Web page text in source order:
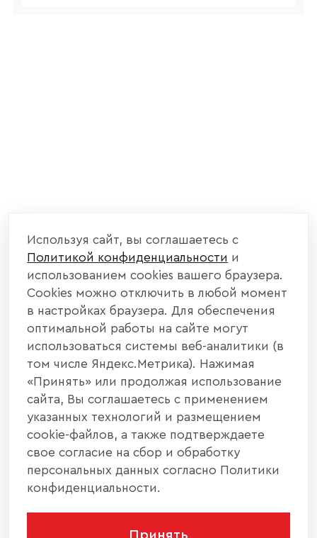
Используя сайт, вы соглашаетесь с
Политикой конфиденциальности и
использованием cookies вашего браузера.
Cookies можно отключить в любой момент
в настройках браузера. Для обеспечения
оптимальной работы на сайте могут
использоваться системы веб-аналитики (в
том числе Яндекс.Метрика). Нажимая
«Принять» или продолжая использование
сайта, Вы соглашаетесь с применением
указанных технологий и размещением
cookie-файлов, а также подтверждаете
свое согласие на сбор и обработку
персональных данных согласно Политики
конфиденциальности.